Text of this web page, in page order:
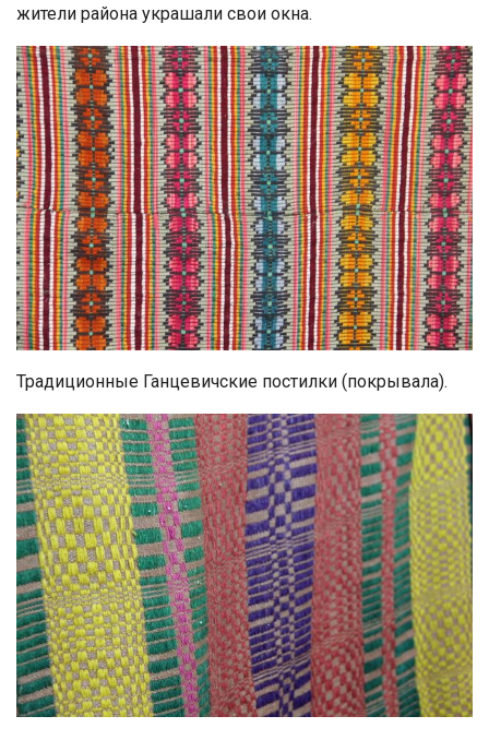
жители района украшали свои окна.
Традиционные Ганцевичские постилки (покрывала).